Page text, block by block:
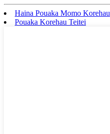
Haina Pouaka Momo Korehau
Pouaka Korehau Teitei